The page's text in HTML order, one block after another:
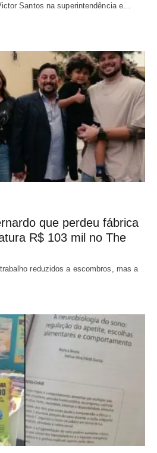
Santos na superintendência e…
que perdeu fábrica
R$ 103 mil no The
reduzidos a escombros, mas a